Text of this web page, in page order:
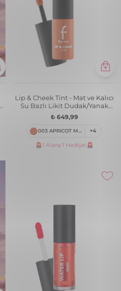
Lip & Cheek Tint - Mat ve Kalıcı
Su Bazlı Likit Dudak/Yanak
Renklendiricisi
₺ 649,99
003 APRICOT MARMALADE +4
🚨1 Alana 1 Hediye!🚨